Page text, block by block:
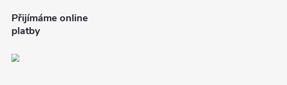
Přijímáme online
platby